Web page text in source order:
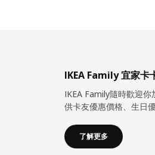
IKEA Family 宜家卡
IKEA Family隨時歡迎
供卡友優惠價格、生日
了解更多